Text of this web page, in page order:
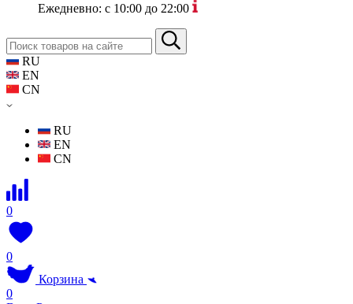
Ежедневно: с 10:00 до 22:00
RU
EN
CN
RU
EN
CN
0
0
Корзина
0